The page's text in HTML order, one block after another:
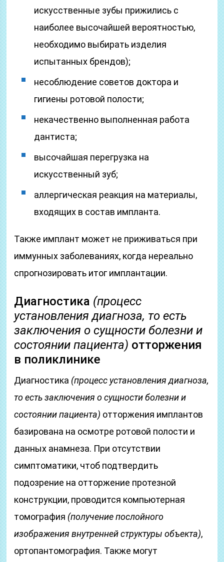
искусственные зубы прижились с
наиболее высочайшей вероятностью,
необходимо выбирать изделия
испытанных брендов);
несоблюдение советов доктора и
гигиены ротовой полости;
некачественно выполненная работа
дантиста;
высочайшая перегрузка на
искусственный зуб;
аллергическая реакция на материалы,
входящих в состав импланта.
Также имплант может не приживаться при
иммунных заболеваниях, когда нереально
спрогнозировать итог имплантации.
Диагностика (процесс
установления диагноза, то есть
заключения о сущности болезни и
состоянии пациента) отторжения
в поликлинике
Диагностика (процесс установления диагноза,
то есть заключения о сущности болезни и
состоянии пациента) отторжения имплантов
базирована на осмотре ротовой полости и
данных анамнеза. При отсутствии
симптоматики, чтоб подтвердить
подозрение на отторжение протезной
конструкции, проводится компьютерная
томография (получение послойного
изображения внутренней структуры объекта),
ортопантомография. Также могут